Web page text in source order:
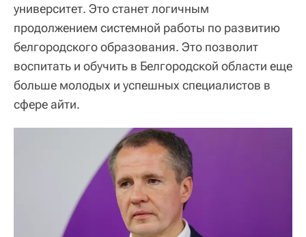
университет. Это станет логичным
продолжением системной работы по развитию
белгородского образования. Это позволит
воспитать и обучить в Белгородской области еще
больше молодых и успешных специалистов в
сфере айти.